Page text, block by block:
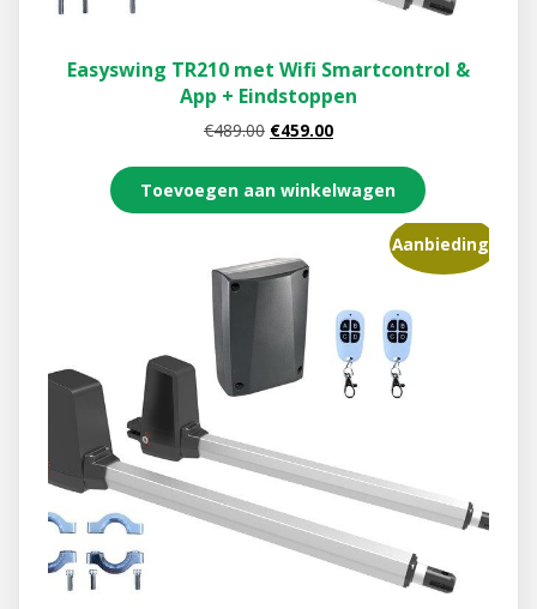
Easyswing TR210 met Wifi Smartcontrol &
App + Eindstoppen
€489.00 €459.00
Toevoegen aan winkelwagen
Aanbieding!